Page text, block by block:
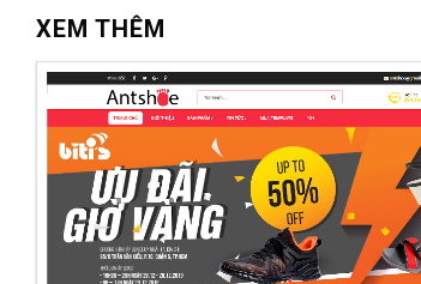
XEM THÊM